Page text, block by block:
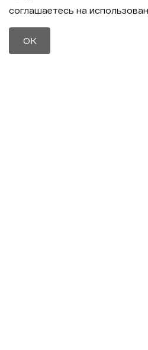
Политика
Политика обработки
8 (800) 600-40-37
соглашаетесь на
OK